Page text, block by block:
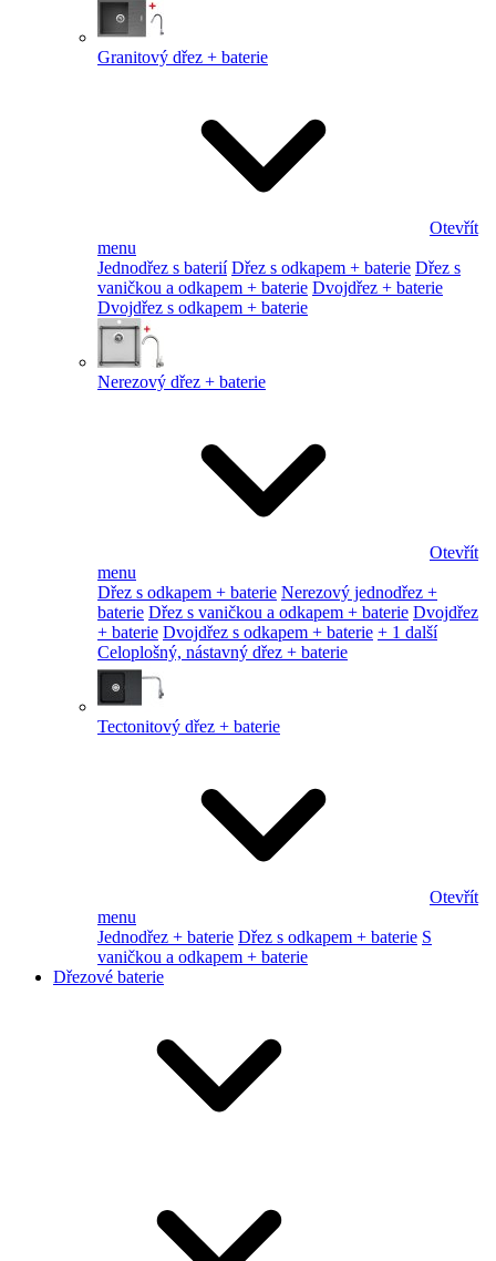
Granitový dřez + baterie
Otevřít
menu
Jednodřez s baterií Dřez s odkapem + baterie Dřez s
vaničkou a odkapem + baterie Dvojdřez + baterie
Dvojdřez s odkapem + baterie
Nerezový dřez + baterie
Otevřít
menu
Dřez s odkapem + baterie Nerezový jednodřez +
baterie Dřez s vaničkou a odkapem + baterie Dvojdřez
+ baterie Dvojdřez s odkapem + baterie + 1 další
Celoplošný, nástavný dřez + baterie
Tectonitový dřez + baterie
Otevřít
menu
Jednodřez + baterie Dřez s odkapem + baterie S
vaničkou a odkapem + baterie
Dřezové baterie